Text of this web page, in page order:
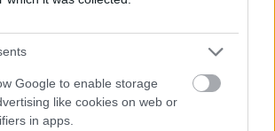
Google to enable storage
like cookies on web or
in apps.